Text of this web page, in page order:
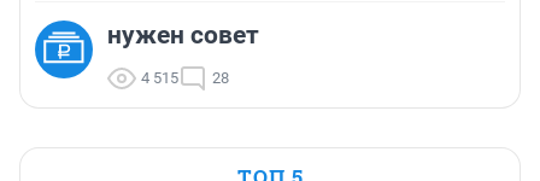
нужен совет
4 515 28